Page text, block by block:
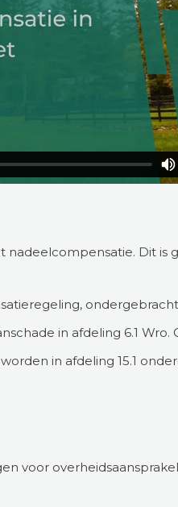
nadeelcompensatie. Dit is
in afdeling 6.1
in afdeling 15.1
voor